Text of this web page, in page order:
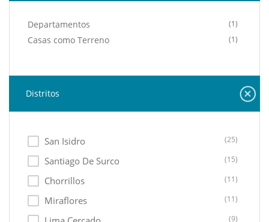
Departamentos (1)
Casas como Terreno (1)
Distritos
San Isidro (25)
Santiago De Surco (15)
Chorrillos (11)
Miraflores (11)
(9)